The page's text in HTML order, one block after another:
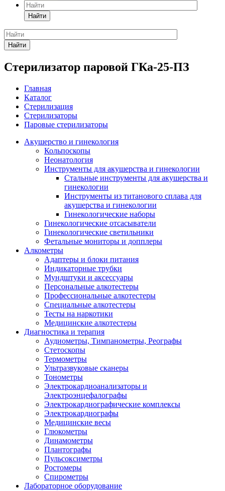
Найти
Найти
Стерилизатор паровой ГКа-25-ПЗ
Главная
Каталог
Стерилизация
Стерилизаторы
Паровые стерилизаторы
Акушерство и гинекология
Кольпоскопы
Неонатология
Инструменты для акушерства и гинекологии
Стальные инструменты для акушерства и
гинекологии
Инструменты из титанового сплава для
акушерства и гинекологии
Гинекологические наборы
Гинекологические отсасыватели
Гинекологические светильники
Фетальные мониторы и допплеры
Алкометры
Адаптеры и блоки питания
Индикаторные трубки
Мундштуки и аксессуары
Персональные алкотестеры
Профессиональные алкотестеры
Специальные алкотестеры
Тесты на наркотики
Медицинские алкотестеры
Диагностика и терапия
Аудиометры, Тимпанометры, Реографы
Стетоскопы
Термометры
Ультразвуковые сканеры
Тонометры
Электрокардиоанализаторы и
Электроэнцефалографы
Электрокардиографические комплексы
Электрокардиографы
Медицинские весы
Глюкометры
Динамометры
Плантографы
Пульсоксиметры
Ростомеры
Спирометры
Лабораторное оборудование